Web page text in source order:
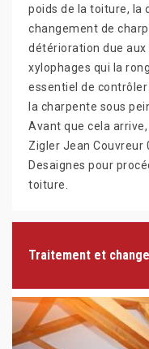
poids de la toiture, la
changement de
détérioration due
xylophages qui la
essentiel de
la charpente sous
Avant que cela
Zigler Jean Couvreur
Desaignes pour
toiture.
Traitement et